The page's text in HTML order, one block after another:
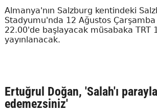
Almanya'nın Salzburg kentindeki
Stadyumu'nda 12 Ağustos
22.00'de başlayacak müsabaka TRT
yayınlanacak.
Ertuğrul Doğan, 'Salah'ı
edemezsiniz'